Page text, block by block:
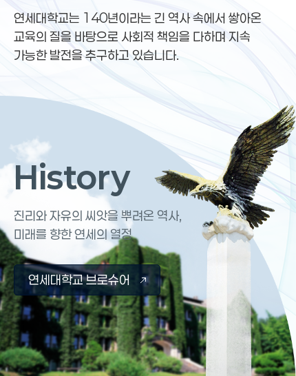
연세대학교는 140년이라는 긴 역사 속에서 쌓아온
교육의 질을 바탕으로 사회적 책임을 다하며 지속
가능한 발전을 추구하고 있습니다.
History
History
진리와 자유의 씨앗을 뿌려온 역사,
미래를 향한 연세의 열정
연세대학교 브로슈어